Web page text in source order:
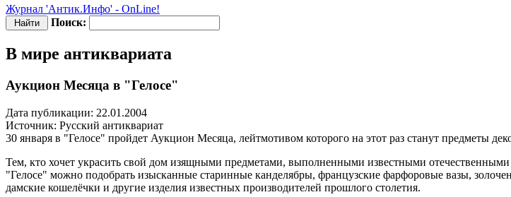
Журнал 'Антик.Инфо' - OnLine!
Поиск:
В мире антиквариата
Аукцион Месяца в "Гелосе"
Дата публикации: 22.01.2004
Источник: Русский антиквариат
30 января в "Гелосе" пройдет Аукцион Месяца, лейтмотивом которого на этот раз станут предметы
Тем, кто хочет украсить свой дом изящными предметами, выполненными известными
"Гелосе" можно подобрать изысканные старинные канделябры, французские фарфоровые вазы,
дамские кошелёчки и другие изделия известных производителей прошлого столетия.